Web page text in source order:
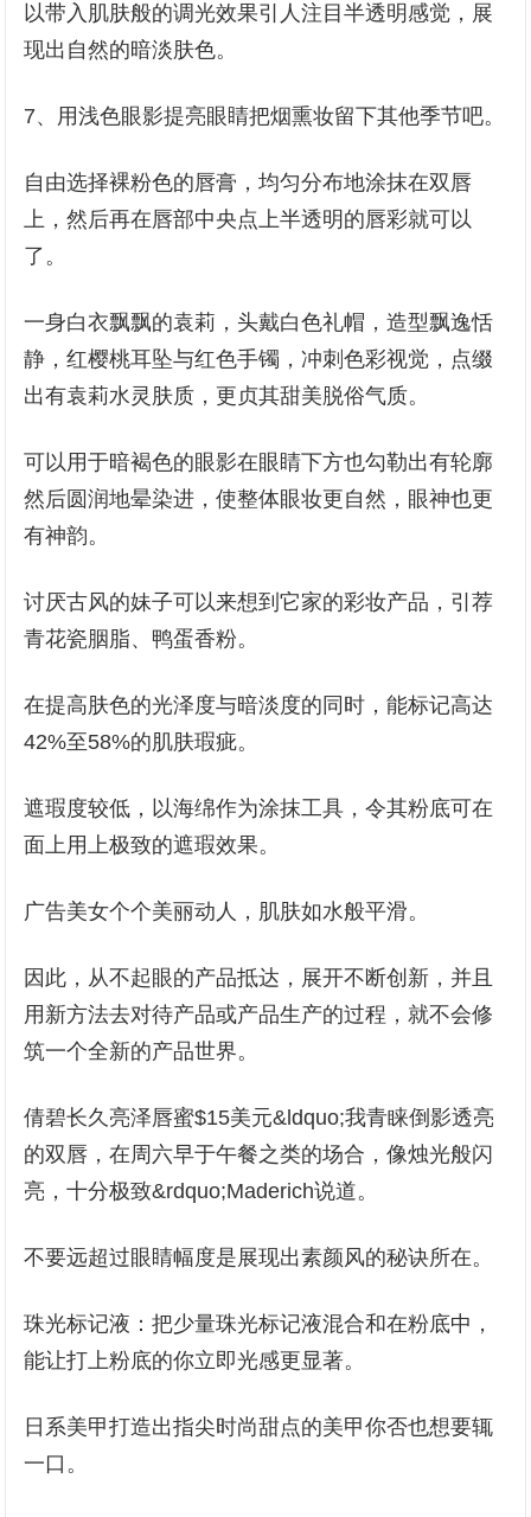
以带入肌肤般的调光效果引人注目半透明感觉，展
现出自然的暗淡肤色。
7、用浅色眼影提亮眼睛把烟熏妆留下其他季节吧。
自由选择裸粉色的唇膏，均匀分布地涂抹在双唇
上，然后再在唇部中央点上半透明的唇彩就可以
了。
一身白衣飘飘的袁莉，头戴白色礼帽，造型飘逸恬
静，红樱桃耳坠与红色手镯，冲刺色彩视觉，点缀
出有袁莉水灵肤质，更贞其甜美脱俗气质。
可以用于暗褐色的眼影在眼睛下方也勾勒出有轮廓
然后圆润地晕染进，使整体眼妆更自然，眼神也更
有神韵。
讨厌古风的妹子可以来想到它家的彩妆产品，引荐
青花瓷胭脂、鸭蛋香粉。
在提高肤色的光泽度与暗淡度的同时，能标记高达
42%至58%的肌肤瑕疵。
遮瑕度较低，以海绵作为涂抹工具，令其粉底可在
面上用上极致的遮瑕效果。
广告美女个个美丽动人，肌肤如水般平滑。
因此，从不起眼的产品抵达，展开不断创新，并且
用新方法去对待产品或产品生产的过程，就不会修
筑一个全新的产品世界。
倩碧长久亮泽唇蜜$15美元&ldquo;我青睐倒影透亮
的双唇，在周六早于午餐之类的场合，像烛光般闪
亮，十分极致&rdquo;Maderich说道。
不要远超过眼睛幅度是展现出素颜风的秘诀所在。
珠光标记液：把少量珠光标记液混合和在粉底中，
能让打上粉底的你立即光感更显著。
日系美甲打造出指尖时尚甜点的美甲你否也想要辄
一口。